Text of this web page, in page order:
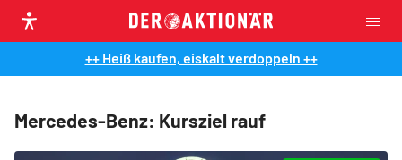
++ Heiß kaufen, eiskalt verdoppeln ++
Mercedes-Benz: Kursziel rauf